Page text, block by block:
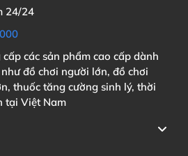
24/24
các sản phẩm cao cấp dành
đồ chơi người lớn, đồ chơi
thuốc tăng cường sinh lý, thời
tại Việt Nam